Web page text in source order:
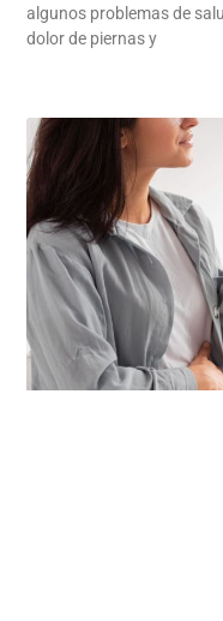
algunos problemas de
dolor de piernas y